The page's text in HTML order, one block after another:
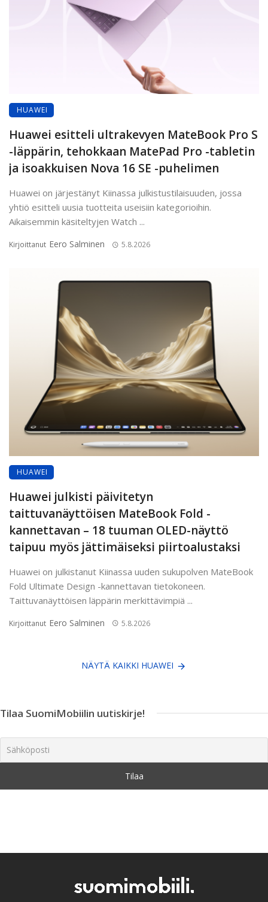
HUAWEI
Huawei esitteli ultrakevyen MateBook Pro S
-läppärin, tehokkaan MatePad Pro -tabletin
ja isoakkuisen Nova 16 SE -puhelimen
Huawei on järjestänyt Kiinassa julkistustilaisuuden, jossa
yhtiö esitteli uusia tuotteita useisiin kategorioihin.
Aikaisemmin käsiteltyjen Watch ...
Kirjoittanut Eero Salminen 5.8.2026
HUAWEI
Huawei julkisti päivitetyn
taittuvanäyttöisen MateBook Fold -
kannettavan – 18 tuuman OLED-näyttö
taipuu myös jättimäiseksi piirtoalustaksi
Huawei on julkistanut Kiinassa uuden sukupolven MateBook
Fold Ultimate Design -kannettavan tietokoneen.
Taittuvanäyttöisen läppärin merkittävimpiä ...
Kirjoittanut Eero Salminen 5.8.2026
NÄYTÄ KAIKKI HUAWEI
Tilaa SuomiMobiilin uutiskirje!